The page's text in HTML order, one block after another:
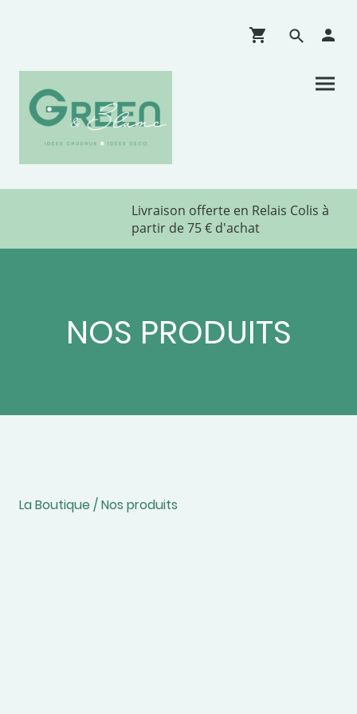
Livraison offerte en Relais Colis à
partir de 75 € d'achat
NOS PRODUITS
La Boutique / Nos produits